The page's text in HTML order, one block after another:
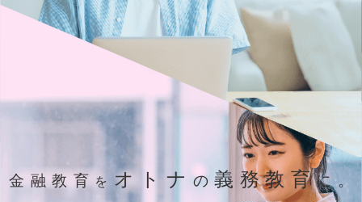
金融教育 を オトナの義務教育に。